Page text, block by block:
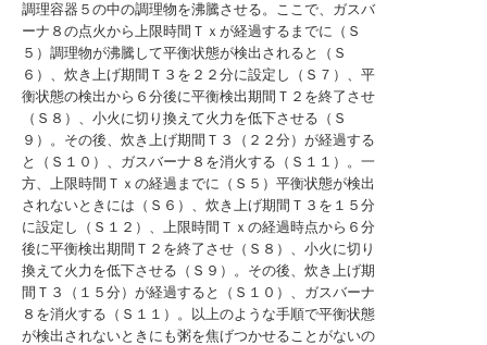
調理容器５の中の調理物を沸騰させる。ここで、ガスバ
ーナ８の点火から上限時間Ｔｘが経過するまでに（Ｓ
５）調理物が沸騰して平衡状態が検出されると（Ｓ
６）、炊き上げ期間Ｔ３を２２分に設定し（Ｓ７）、平
衡状態の検出から６分後に平衡検出期間Ｔ２を終了させ
（Ｓ８）、小火に切り換えて火力を低下させる（Ｓ
９）。その後、炊き上げ期間Ｔ３（２２分）が経過する
と（Ｓ１０）、ガスバーナ８を消火する（Ｓ１１）。一
方、上限時間Ｔｘの経過までに（Ｓ５）平衡状態が検出
されないときには（Ｓ６）、炊き上げ期間Ｔ３を１５分
に設定し（Ｓ１２）、上限時間Ｔｘの経過時点から６分
後に平衡検出期間Ｔ２を終了させ（Ｓ８）、小火に切り
換えて火力を低下させる（Ｓ９）。その後、炊き上げ期
間Ｔ３（１５分）が経過すると（Ｓ１０）、ガスバーナ
８を消火する（Ｓ１１）。以上のような手順で平衡状態
が検出されないときにも粥を焦げつかせることがないの